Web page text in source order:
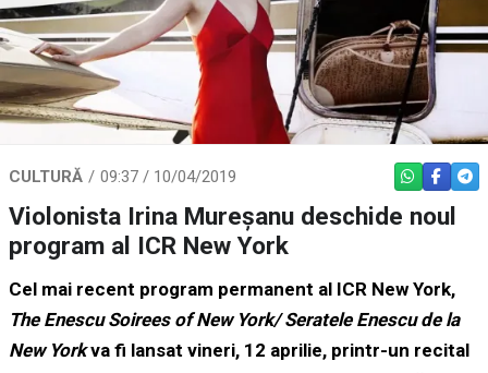
CULTURĂ 09:37 / 10/04/2019 WHATSAPP
Violonista Irina Mureșanu deschide noul
program al ICR New York
Cel mai recent program permanent al ICR New York,
The Enescu Soirees of New York/ Seratele Enescu de la
New Yorkva fi lansat vineri, 12 aprilie, printr-un recital